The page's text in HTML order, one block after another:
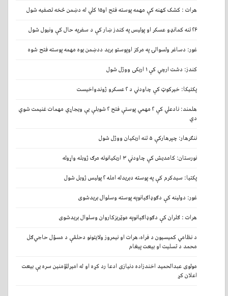
هرات : کشک کهنه کې مهمه پوسته فتح او۱۵ کلي له دښمن څخه تصفیه شول
۲۶ تنه کمانډو عسکر او پولیس په کندز ښار کې د سفرپه حال کې ونیول شول
غور: دساغر ولسوالۍ په مرکز اوپوستو برید ددښمن یوه مهمه پوسته فتح شوه
کندز: دشت ارچي کې ۱ اربکی ووژل شول
پکتیکا: خیرکوټ کې چاودني د ۲ عسکرو ژوندواخیست
هلمند: نادعلي کې ۲ مهمي پوستې فتح ۲ شوبلې یې ویجاړي مهمات غنیمت شوي
دي
ننګرهار: چپرهارکې ۵ تنه اربکیان ووژل شول
نورستان: کامدیش کې چاودني ۳ اربکیانوته مرګ ژوبله واړوله
پکتیا: سیدکرم کې په پوسته دبریدله امله ۲ پولیس ژوبل شول
غور: دولینه کې دګوډاګیانوپه پوسته وسلوال بریدشوی
هرات : ګلران کې دګوډاګیانوپه موټریزکاروان وسلوال بریدشوی
د نظامي کمیسیون د فراه،هرات او نیمروز ولایتونو دحلقې د مسؤل حاجي‌ګل
محمد د تسلیت او بیعت پیغام
مولوی عبدالحمید اخندزاده دنیازی ادعا رد کړه او له امیرالمؤمنین سره یې بیعت
اعلان کړ